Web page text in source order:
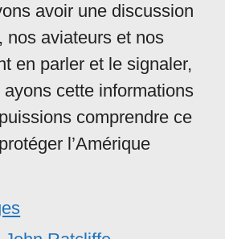
avoir une discussion
nos aviateurs et nos
en parler et le signaler,
cette informations
comprendre ce
l’Amérique